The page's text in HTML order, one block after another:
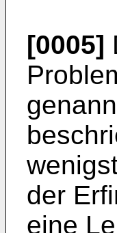
[0005]
der
eine